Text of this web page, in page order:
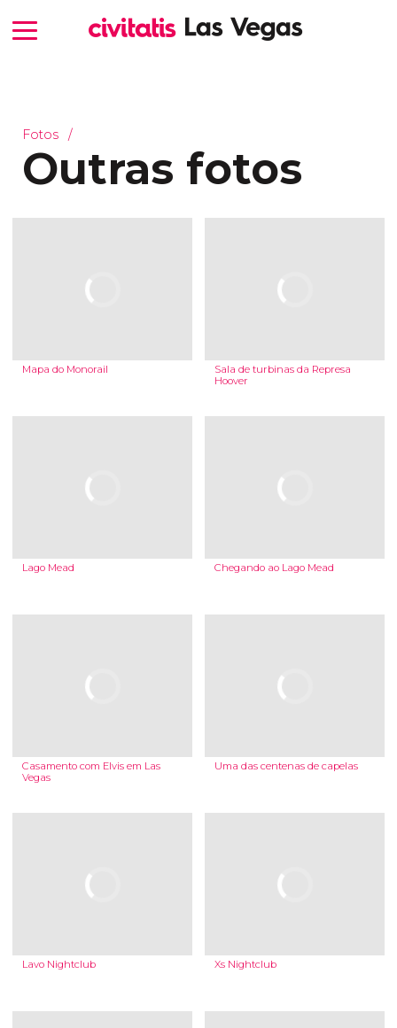
Fotos
Outras fotos
Mapa do Monorail
Sala de turbinas da Represa
Hoover
Lago Mead Chegando ao Lago Mead
Casamento com Elvis em Las
Vegas
Uma das centenas de capelas
Lavo Nightclub Xs Nightclub